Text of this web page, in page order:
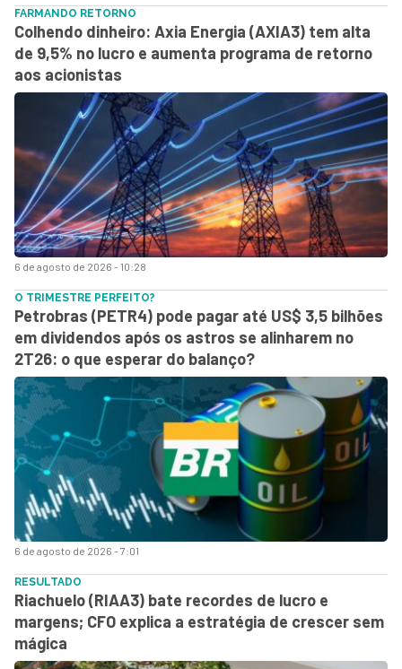
6 de agosto de 2026 - 10:28
FARMANDO RETORNO
Colhendo dinheiro: Axia Energia (AXIA3) tem alta
de 9,5% no lucro e aumenta programa de retorno
aos acionistas
6 de agosto de 2026 - 7:01
O TRIMESTRE PERFEITO?
Petrobras (PETR4) pode pagar até US$ 3,5 bilhões
em dividendos após os astros se alinharem no
2T26: o que esperar do balanço?
RESULTADO
Riachuelo (RIAA3) bate recordes de lucro e
margens; CFO explica a estratégia de crescer sem
mágica